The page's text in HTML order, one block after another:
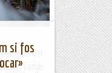
del
i amb
si fos